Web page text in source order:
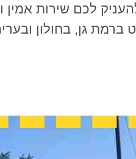
לכם שירות אמין
גן, בחולון